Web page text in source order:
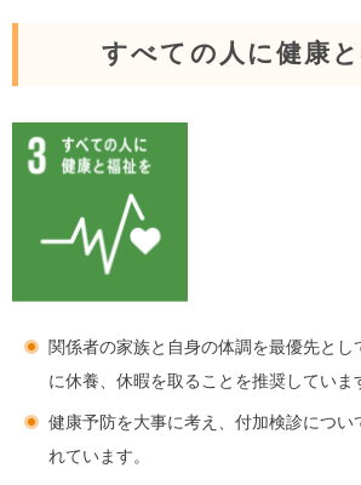
すべての人に健康
関係者の家族と自身の体調を最優先とし
に休養、休暇を取ることを推奨していま
健康予防を大事に考え、付加検診につい
れています。